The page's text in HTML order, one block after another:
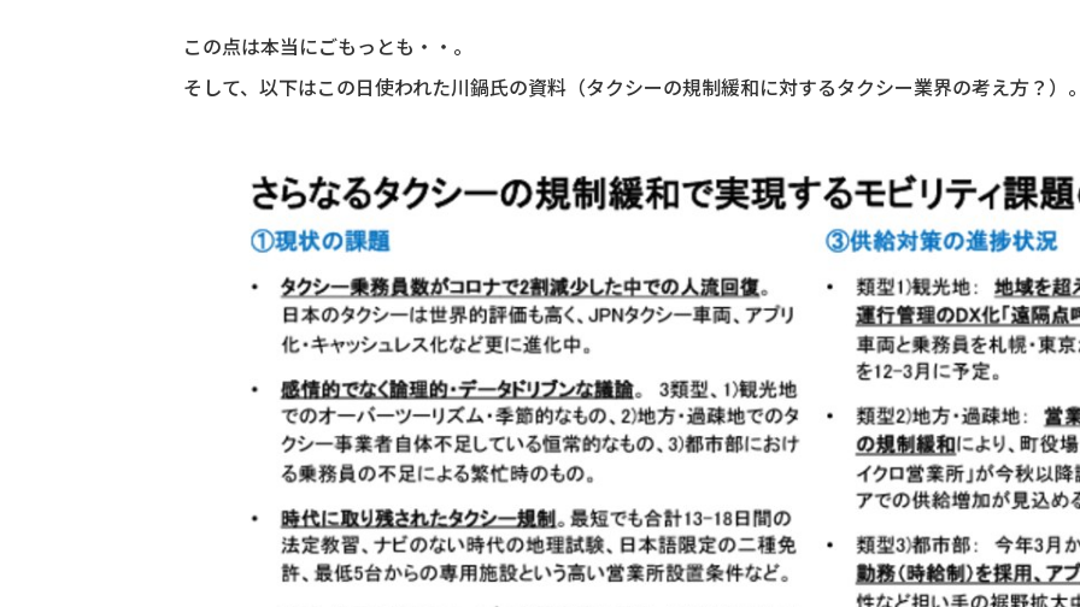
この点は本当にごもっとも・・。
そして、以下はこの日使われた川鍋氏の資料（タクシーの規制緩和に対するタクシー業界の考え方？）